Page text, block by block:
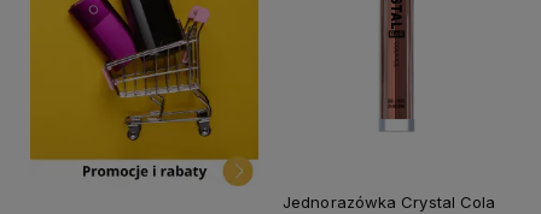
Jednorazówka Crystal Cola